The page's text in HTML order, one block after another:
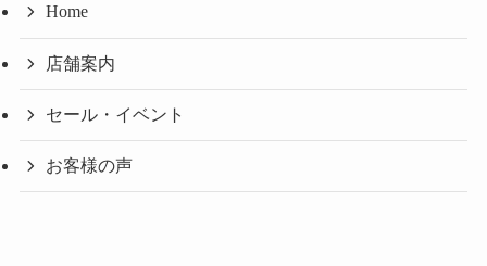
Home
店舗案内
セール・イベント
お客様の声